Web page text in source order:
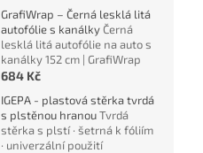
GrafiWrap – Černá lesklá litá
autofólie s kanálkyČerná
lesklá litá autofólie na auto s
kanálky 152 cm | GrafiWrap
684 Kč
IGEPA - plastová stěrka tvrdá
s plstěnou hranouTvrdá
stěrka s plstí · šetrná k fóliím
· univerzální použití